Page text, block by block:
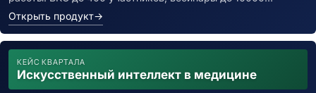
Открыть продукт→
КЕЙС КВАРТАЛА
Искусственный интеллект в медицине